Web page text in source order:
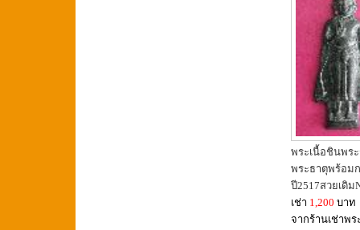
พระเนื้อชินพร
พระธาตุพร้อม
ปี2517สวยเดิม
เช่า 1,200 บาท
จากร้านเช่าพ